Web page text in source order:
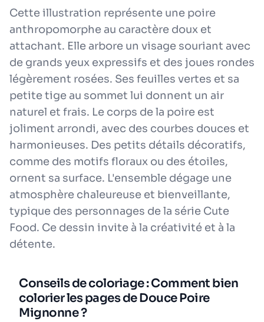
Cette illustration représente une poire
anthropomorphe au caractère doux et
attachant. Elle arbore un visage souriant avec
de grands yeux expressifs et des joues rondes
légèrement rosées. Ses feuilles vertes et sa
petite tige au sommet lui donnent un air
naturel et frais. Le corps de la poire est
joliment arrondi, avec des courbes douces et
harmonieuses. Des petits détails décoratifs,
comme des motifs floraux ou des étoiles,
ornent sa surface. L'ensemble dégage une
atmosphère chaleureuse et bienveillante,
typique des personnages de la série Cute
Food. Ce dessin invite à la créativité et à la
détente.
Conseils de coloriage : Comment bien
colorier les pages de Douce Poire
Mignonne ?